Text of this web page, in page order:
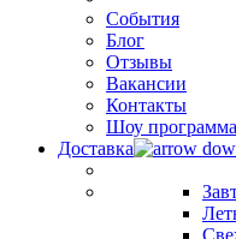
События
Блог
Отзывы
Вакансии
Контакты
Шоу программа
Доставка